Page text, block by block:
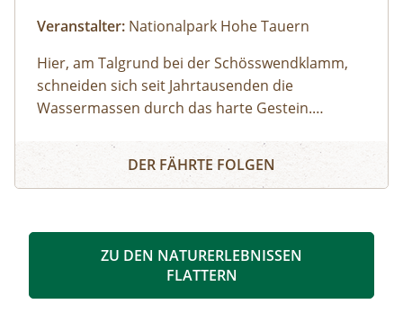
Veranstalter: Nationalpark Hohe Tauern
Hier, am Talgrund bei der Schösswendklamm,
schneiden sich seit Jahrtausenden die
Wassermassen durch das harte Gestein.
Kolke und kleine Wasserfälle entstanden. Der
Klamm folgend geht es weiter bis zum Hintersee
mit Blick über den Talschluss mit seinen
Schösswendklamm und Hintersee
DER FÄHRTE FOLGEN
ZU DEN NATURERLEBNISSEN
FLATTERN